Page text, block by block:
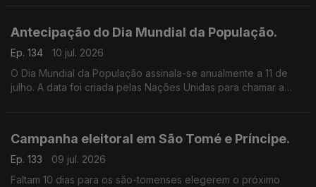
Antecipação do Dia Mundial da População.
Ep. 134
10 jul. 2026
O Dia Mundial da População assinala-se anualmente a 11 de
julho. A data foi criada pelas Nações Unidas para chamar a
Campanha eleitoral em São Tomé e Príncipe.
Ep. 133
09 jul. 2026
Faltam 10 dias para os são-tomenses elegerem o próximo